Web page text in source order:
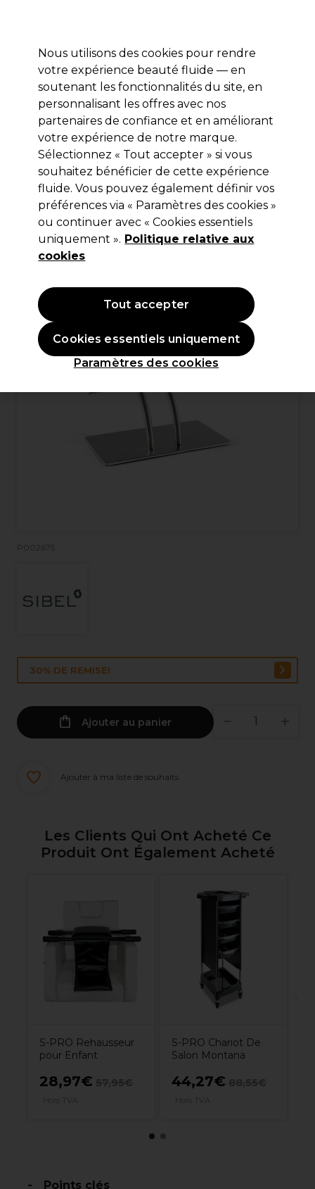
Se connecter
Marques Bons plans Coiffure Electro et Matériel
Livraison et délais
lire la suite
Sibel
Sibel Repose-pieds Idealismus
0 )
55,96 €79,95 €Hors TVA(TARIF PROFESSIONNEL)
67,15 €TVA incluse)
OFFRE
P002675
30% DE REMISE!
Ajouter au panier
Ajouter à ma liste de souhaits
Les Clients Qui Ont Acheté Ce
Produit Ont Également Acheté
S-PRO Rehausseur
pour Enfant
28,97€
S-PRO Chariot De
Salon Montana
44,27€
Points clés
Nous utilisons des cookies pour rendre
votre expérience beauté fluide — en
soutenant les fonctionnalités du site, en
personnalisant les offres avec nos
partenaires de confiance et en améliorant
votre expérience de notre marque.
Sélectionnez « Tout accepter » si vous
souhaitez bénéficier de cette expérience
fluide. Vous pouvez également définir vos
préférences via « Paramètres des cookies »
ou continuer avec « Cookies essentiels
uniquement ». Politique relative aux
cookies
Paramètres des cookies
Cookies essentiels uniquement
Tout accepter